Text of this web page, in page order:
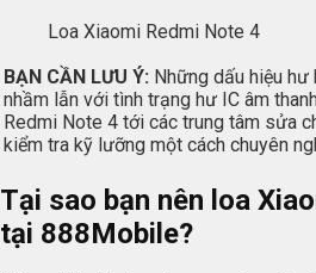
Loa Xiaomi Redmi Note 4
BẠN CẦN LƯU Ý: Những dấu hiệu
nhầm lẫn với tình trạng hư IC âm
Redmi Note 4 tới các trung tâm sửa
kiểm tra kỹ lưỡng một cách chuyên
Tại sao bạn nên loa
tại 888Mobile?